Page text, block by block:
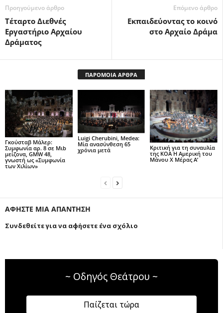
Προηγούμενο άρθρο
Τέταρτο Διεθνές
Εργαστήριο Αρχαίου
Δράματος
Επόμενο άρθρο
Εκπαιδεύοντας το κοινό
στο Αρχαίο Δράμα
ΠΑΡΟΜΟΙΑ ΑΡΘΡΑ
Γκούσταβ Μάλερ:
Συμφωνία αρ. 8 σε Μιb
μείζονα, GMW 48,
γνωστή ως «Συμφωνία
των Χιλίων»
Luigi Cherubini, Medea:
Μία ανασύνθεση 65
χρόνια μετά
Κριτική για τη συναυλία
της ΚΟΑ Η Αμερική του
Μάνου Χ Μέρας Α’
ΑΦΗΣΤΕ ΜΙΑ ΑΠΑΝΤΗΣΗ
Συνδεθείτε για να αφήσετε ένα σχόλιο
~ Οδηγός Θεάτρου ~
Παίζεται τώρα